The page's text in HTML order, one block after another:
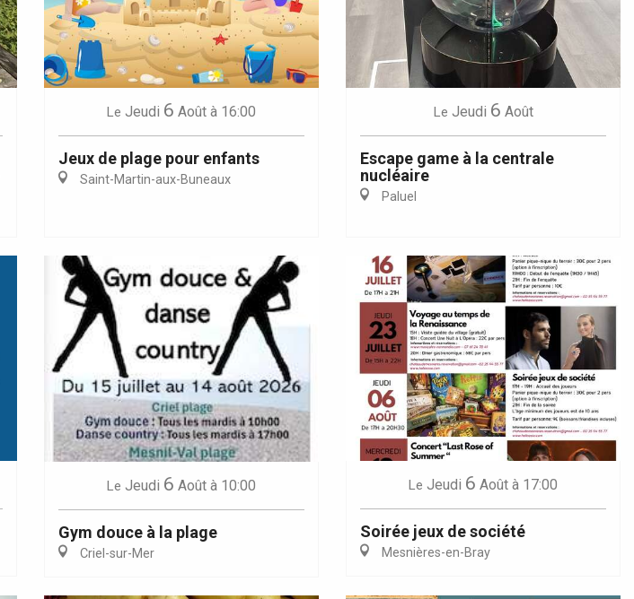
Le Jeudi 6 Août à 16:00
Jeux de plage pour enfants
Saint-Martin-aux-Buneaux
Le Jeudi 6 Août
Escape game à la centrale
nucléaire
Paluel
Le Jeudi 6 Août à 10:00
Gym douce à la plage
Criel-sur-Mer
Le Jeudi 6 Août à 17:00
Soirée jeux de société
Mesnières-en-Bray